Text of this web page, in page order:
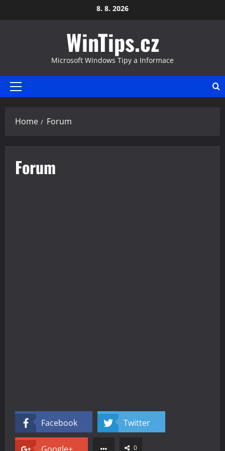
to
8. 8. 2026
WinTips.cz
Microsoft Windows Tipy a Informace
Primary
Home Forum
Forum
Facebook Twitter
0